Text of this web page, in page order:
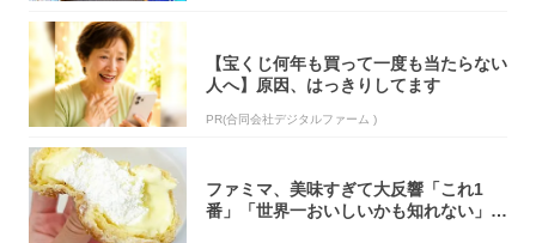
【宝くじ何年も買って一度も当たらない
人へ】原因、はっきりしてます
PR(合同会社デジタルファーム )
ファミマ、美味すぎて大反響「これ1
番」「世界一おいしいかも知れない」